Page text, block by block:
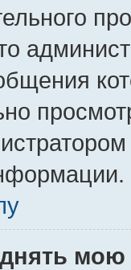
мою